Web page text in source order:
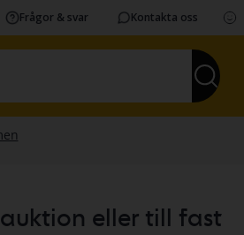
Frågor & svar Kontakta oss
eller till fast